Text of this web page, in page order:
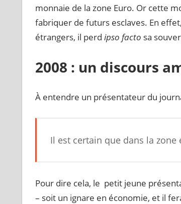
monnaie de la zone Euro. Or cette
fabriquer de futurs esclaves. En
étrangers, il perd ipso facto sa
2008 : un discours
À entendre un présentateur du
Il est certain que dans la zone
Pour dire cela, le petit jeune
– soit un ignare en économie, et il